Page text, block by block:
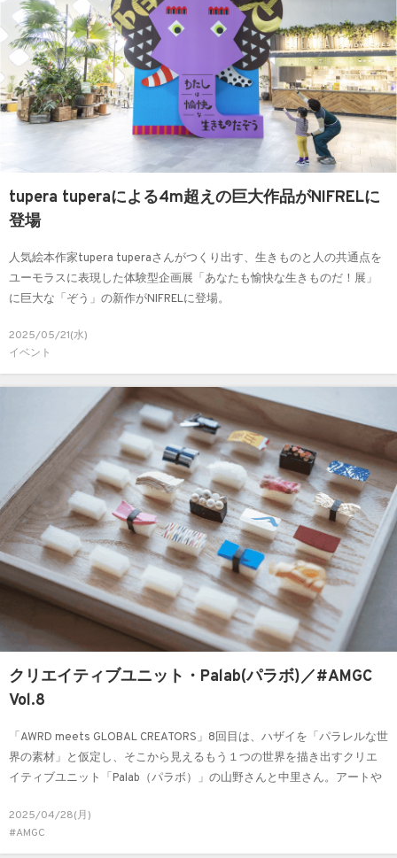
tupera tuperaによる4m超えの巨大作品がNIFRELに
登場
人気絵本作家tupera tuperaさんがつくり出す、生きものと人の共通点を
ユーモラスに表現した体験型企画展「あなたも愉快な生きものだ！展」
に巨大な「ぞう」の新作がNIFRELに登場。
2025/05/21(水)
イベント
クリエイティブユニット・Palab(パラボ)／#AMGC
Vol.8
「AWRD meets GLOBAL CREATORS」8回目は、ハザイを「パラレルな世
界の素材」と仮定し、そこから見えるもう１つの世界を描き出すクリエ
イティブユニット「Palab（パラボ）」の山野さんと中里さん。アートや
Palabさんに、活動の裏側やその背景にあるインスピレーションなどにつ
いてお話を伺いました。
2025/04/28(月)
#AMGC